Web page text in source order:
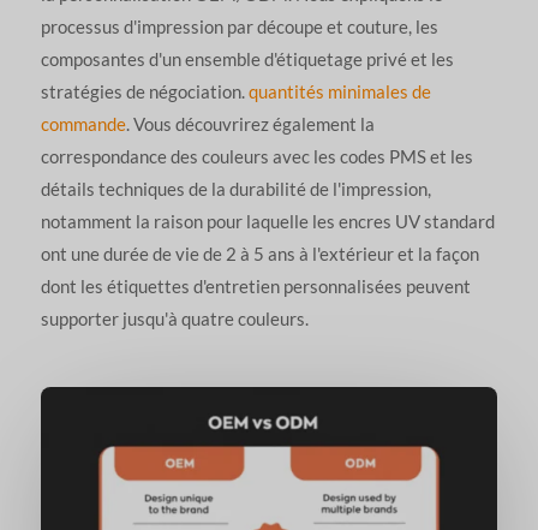
processus d'impression par découpe et couture, les
composantes d'un ensemble d'étiquetage privé et les
stratégies de négociation.quantités minimales de
commande. Vous découvrirez également la
correspondance des couleurs avec les codes PMS et les
détails techniques de la durabilité de l'impression,
notamment la raison pour laquelle les encres UV standard
ont une durée de vie de 2 à 5 ans à l'extérieur et la façon
dont les étiquettes d'entretien personnalisées peuvent
supporter jusqu'à quatre couleurs.